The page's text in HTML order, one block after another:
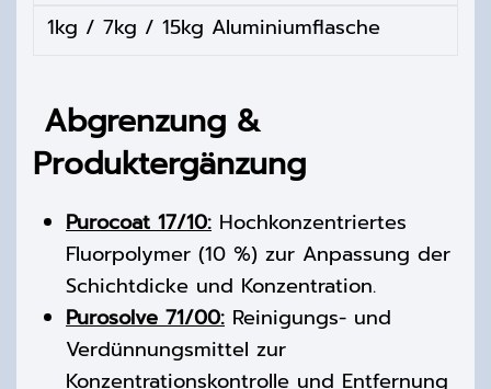
1kg / 7kg / 15kg Aluminiumflasche
Abgrenzung &
Produktergänzung
Purocoat 17/10: Hochkonzentriertes
Fluorpolymer (10 %) zur Anpassung der
Schichtdicke und Konzentration.
Purosolve 71/00: Reinigungs- und
Verdünnungsmittel zur
Konzentrationskontrolle und Entfernung